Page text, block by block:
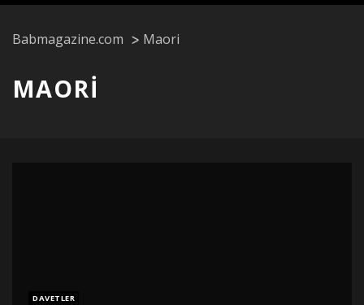
Babmagazine.com Maori
MAORI
DAVETLER